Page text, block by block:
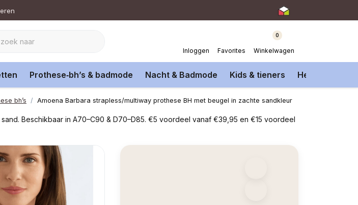
Inloggen Favorites
0
Winkelwagen
Prothese‑bh’s & badmode Nacht & Badmode Kids & tieners Heren
bh’s Amoena Barbara strapless/multiway prothese BH met beugel in zachte sandkleur
Beschikbaar in A70–C90 & D70–D85. €5 voordeel vanaf €39,95 en €15 voordeel